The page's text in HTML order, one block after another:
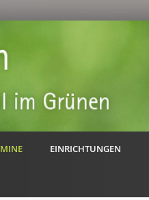
EINRICHTUNGEN